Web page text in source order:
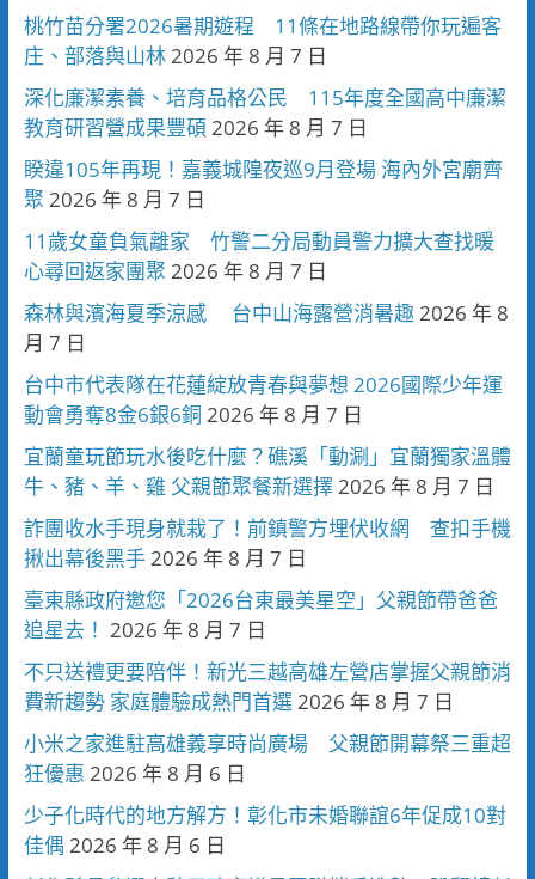
桃竹苗分署2026暑期遊程 11條在地路線帶你玩遍客
庄、部落與山林2026 年 8 月 7 日
深化廉潔素養、培育品格公民 115年度全國高中廉潔
教育研習營成果豐碩 2026 年 8 月 7 日
睽違105年再現！嘉義城隍夜巡9月登場 海內外宮廟齊
聚 2026 年 8 月 7 日
11歲女童負氣離家 竹警二分局動員警力擴大查找暖
心尋回返家團聚 2026 年 8 月 7 日
森林與濱海夏季涼感 台中山海露營消暑趣2026 年 8
月 7 日
台中市代表隊在花蓮綻放青春與夢想 2026國際少年運
動會勇奪8金6銀6銅 2026 年 8 月 7 日
宜蘭童玩節玩水後吃什麼？礁溪「動涮」宜蘭獨家溫體
牛、豬、羊、雞 父親節聚餐新選擇2026 年 8 月 7 日
詐團收水手現身就栽了！前鎮警方埋伏收網 查扣手機
揪出幕後黑手2026 年 8 月 7 日
臺東縣政府邀您「2026台東最美星空」父親節帶爸爸
追星去！ 2026 年 8 月 7 日
不只送禮更要陪伴！新光三越高雄左營店掌握父親節消
費新趨勢 家庭體驗成熱門首選2026 年 8 月 7 日
小米之家進駐高雄義享時尚廣場 父親節開幕祭三重超
狂優惠 2026 年 8 月 6 日
少子化時代的地方解方！彰化市未婚聯誼6年促成10對
佳偶 2026 年 8 月 6 日